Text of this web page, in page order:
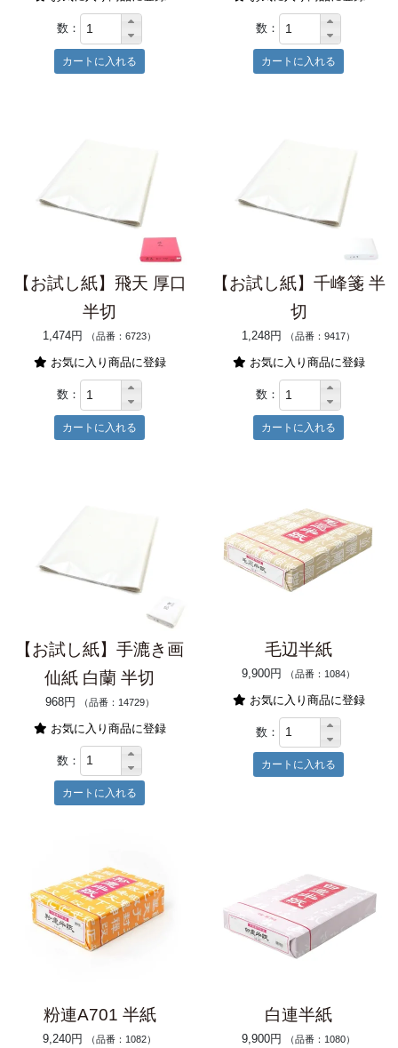
数： 数：
【お試し紙】飛天 厚口
半切
1,474円 （品番：6723）
お気に入り商品に登録
数：
【お試し紙】千峰箋 半
切
1,248円 （品番：9417）
お気に入り商品に登録
数：
【お試し紙】手漉き画
仙紙 白蘭 半切
968円 （品番：14729）
お気に入り商品に登録
数：
毛辺半紙
9,900円 （品番：1084）
お気に入り商品に登録
数：
粉連A701 半紙
9,240円 （品番：1082）
白連半紙
9,900円 （品番：1080）